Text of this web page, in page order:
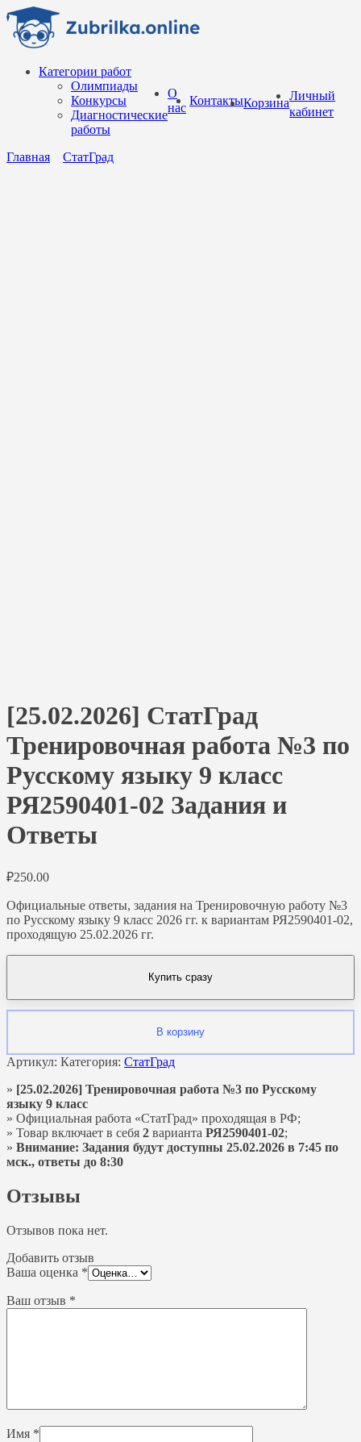
Перейти
содержанию
Категории работ
Олимпиады
Конкурсы
Диагностические
работы
О
нас
КонтактыКорзина
Личный
кабинет
Главная СтатГрад
[25.02.2026] СтатГрад
Тренировочная работа №3 по
Русскому языку 9 класс
РЯ2590401-02 Задания и
Ответы
₽250.00
Официальные ответы, задания на Тренировочную работу №3
по Русскому языку 9 класс 2026 гг. к вариантам РЯ2590401-02,
проходящую 25.02.2026 гг.
Купить сразу
В корзину
Артикул: Категория: СтатГрад
» [25.02.2026] Тренировочная работа №3 по Русскому
языку 9 класс
» Официальная работа «СтатГрад» проходящая в РФ;
» Товар включает в себя 2 варианта РЯ2590401-02;
» Внимание: Задания будут доступны 25.02.2026 в 7:45 по
мск., ответы до 8:30
Отзывы
Отзывов пока нет.
Добавить отзыв
Ваша оценка *
Ваш отзыв *
Имя *